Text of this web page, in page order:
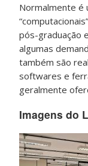
Normalmente é
pós-graduação
algumas
também são
softwares e
geralmente
Imagens do